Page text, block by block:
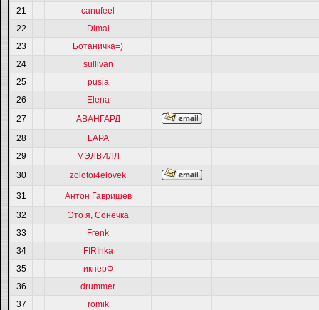
21
canufeel
22
Dimal
23
Ботаничка=)
24
sullivan
25
pusja
26
Elena
27
АВАНГАРД
28
LAPA
29
МЭЛВИЛЛ
30
zolotoi4elovek
31
Антон Гавришев
32
Это я, Сонечка
33
Frenk
34
FIRInka
35
икнерФ
36
drummer
37
romik